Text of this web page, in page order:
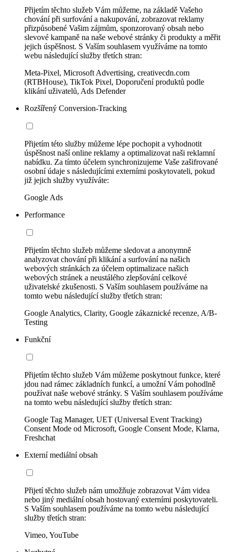
Přijetím těchto služeb Vám můžeme, na základě Vašeho
chování při surfování a nakupování, zobrazovat reklamy
přizpůsobené Vašim zájmům, sponzorovaný obsah nebo
slevové kampaně na naše webové stránky či produkty a měřit
jejich úspěšnost. S Vaším souhlasem využíváme na tomto
webu následující služby třetích stran:
Meta-Pixel, Microsoft Advertising, creativecdn.com
(RTBHouse), TikTok Pixel, Doporučení produktů podle
klikání uživatelů, Ads Defender
Rozšířený Conversion-Tracking
Přijetím této služby můžeme lépe pochopit a vyhodnotit
úspěšnost naší online reklamy a optimalizovat naši reklamní
nabídku. Za tímto účelem synchronizujeme Vaše zašifrované
osobní údaje s následujícími externími poskytovateli, pokud
již jejich služby využíváte:
Google Ads
Performance
Přijetím těchto služeb můžeme sledovat a anonymně
analyzovat chování při klikání a surfování na našich
webových stránkách za účelem optimalizace našich
webových stránek a neustálého zlepšování celkové
uživatelské zkušenosti. S Vaším souhlasem používáme na
tomto webu následující služby třetích stran:
Google Analytics, Clarity, Google zákaznické recenze, A/B-
Testing
Funkční
Přijetím těchto služeb Vám můžeme poskytnout funkce, které
jdou nad rámec základních funkcí, a umožní Vám pohodlně
používat naše webové stránky. S Vaším souhlasem používáme
na tomto webu následující služby třetích stran:
Google Tag Manager, UET (Universal Event Tracking)
Consent Mode od Microsoft, Google Consent Mode, Klarna,
Freshchat
Externí mediální obsah
Přijetí těchto služeb nám umožňuje zobrazovat Vám videa
nebo jiný mediální obsah hostovaný externími poskytovateli.
S Vaším souhlasem používáme na tomto webu následující
služby třetích stran:
Vimeo, YouTube